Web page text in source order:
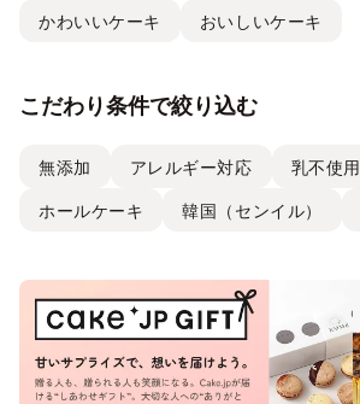
かわいいケーキ おいしいケーキ
こだわり条件で絞り込む
無添加 アレルギー対応 乳不使用
ホールケーキ 韓国（センイル）